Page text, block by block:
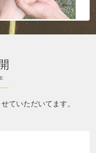
ていただいてます。